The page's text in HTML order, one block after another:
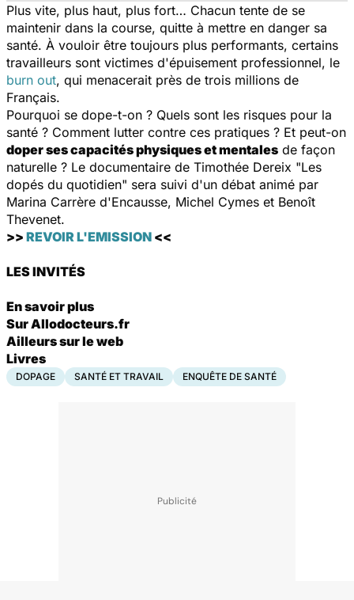
Plus vite, plus haut, plus fort… Chacun tente de se
maintenir dans la course, quitte à mettre en danger sa
santé. À vouloir être toujours plus performants, certains
travailleurs sont victimes d'épuisement professionnel, le
burn out, qui menacerait près de trois millions de
Français.
Pourquoi se dope-t-on ? Quels sont les risques pour la
santé ? Comment lutter contre ces pratiques ? Et peut-on
doper ses capacités physiques et mentales de façon
naturelle ? Le documentaire de Timothée Dereix "Les
dopés du quotidien" sera suivi d'un débat animé par
Marina Carrère d'Encausse, Michel Cymes et Benoît
Thevenet.
>> REVOIR L'EMISSION <<
LES INVITÉS
En savoir plus
Sur Allodocteurs.fr
Ailleurs sur le web
Livres
DOPAGE SANTÉ ET TRAVAIL ENQUÊTE DE SANTÉ